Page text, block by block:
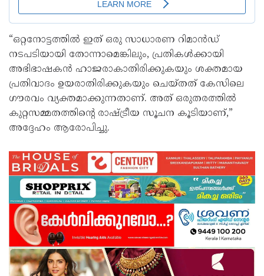
“ഒറ്റനോട്ടത്തിൽ ഇത് ഒരു സാധാരണ റിമാൻഡ്
നടപടിയായി തോന്നാമെങ്കിലും, പ്രതികൾക്കായി
അഭിഭാഷകൻ ഹാജരാകാതിരിക്കുകയും ശക്തമായ
പ്രതിവാദം ഉയരാതിരിക്കുകയും ചെയ്തത് കേസിലെ
ഗൗരവം വ്യക്തമാക്കുന്നതാണ്. അത് ഒരുതരത്തിൽ
കുറ്റസമ്മതത്തിന്റെ രാഷ്ട്രീയ സൂചന കൂടിയാണ്,”
അദ്ദേഹം ആരോപിച്ചു.